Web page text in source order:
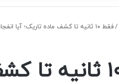
/فقط ۱۰ ثانیه تا کشف ماده تاریک؛ آیا انفجار ابرنواختر بعدی راز بزرگ کیهان را فاش می‌کند؟
فقط ۱۰ ثانیه